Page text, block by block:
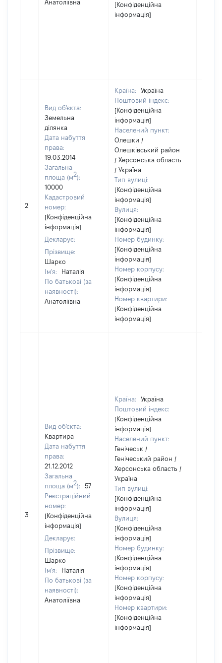
Анатоліївна
[Конфіденційна
інформація]
2
Вид об'єкта:
Земельна
ділянка
Дата набуття
права:
19.03.2014
Загальна
площа (м2):
10000
Кадастровий
номер:
[Конфіденційна
інформація]
Декларує:
Прізвище:
Шарко
Ім'я:
Наталія
По батькові (за
наявності):
Анатоліївна
Країна:
Україна
Поштовий індекс:
[Конфіденційна
інформація]
Населений пункт:
Олешки /
Олешківський район
/ Херсонська область
/ Україна
Тип вулиці:
[Конфіденційна
інформація]
Вулиця:
[Конфіденційна
інформація]
Номер будинку:
[Конфіденційна
інформація]
Номер корпусу:
[Конфіденційна
інформація]
Номер квартири:
[Конфіденційна
інформація]
3
Вид об'єкта:
Квартира
Дата набуття
права:
21.12.2012
Загальна
площа (м2):
57
Реєстраційний
номер:
[Конфіденційна
інформація]
Декларує:
Прізвище:
Шарко
Ім'я:
Наталія
По батькові (за
наявності):
Анатоліївна
Країна:
Україна
Поштовий індекс:
[Конфіденційна
інформація]
Населений пункт:
Генічеськ /
Генічеський район /
Херсонська область /
Україна
Тип вулиці:
[Конфіденційна
інформація]
Вулиця:
[Конфіденційна
інформація]
Номер будинку:
[Конфіденційна
інформація]
Номер корпусу:
[Конфіденційна
інформація]
Номер квартири:
[Конфіденційна
інформація]